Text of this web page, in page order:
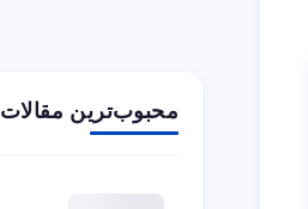
محبوب‌ترین مقالات